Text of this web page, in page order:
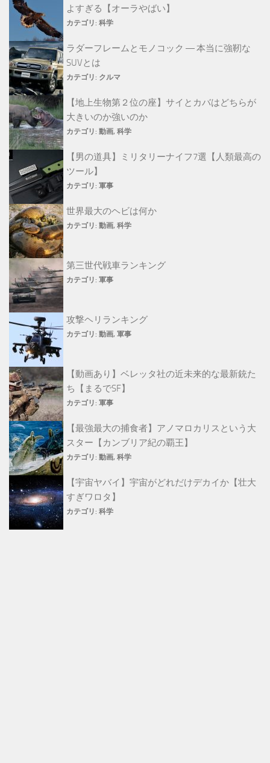
よすぎる【オーラやばい】
カテゴリ: 科学
ラダーフレームとモノコック ― 本当に強靭な
SUVとは
カテゴリ: クルマ
【地上生物第２位の座】サイとカバはどちらが
大きいのか強いのか
カテゴリ: 動画, 科学
【男の道具】ミリタリーナイフ7選【人類最高の
ツール】
カテゴリ: 軍事
世界最大のヘビは何か
カテゴリ: 動画, 科学
第三世代戦車ランキング
カテゴリ: 軍事
攻撃ヘリランキング
カテゴリ: 動画, 軍事
【動画あり】ベレッタ社の近未来的な最新銃た
ち【まるでSF】
カテゴリ: 軍事
【最強最大の捕食者】アノマロカリスという大
スター【カンブリア紀の覇王】
カテゴリ: 動画, 科学
【宇宙ヤバイ】宇宙がどれだけデカイか【壮大
すぎワロタ】
カテゴリ: 科学